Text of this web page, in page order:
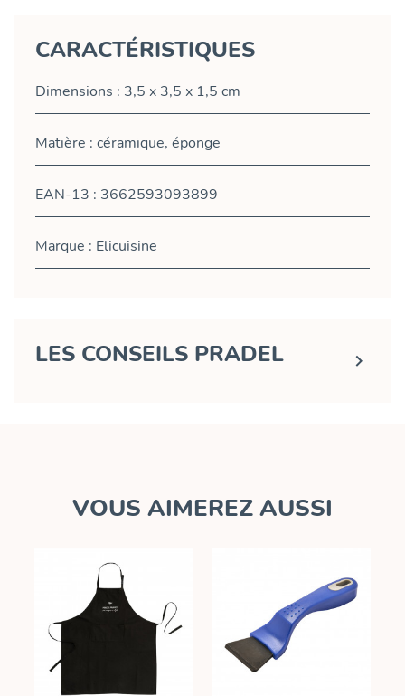
CARACTÉRISTIQUES
Dimensions : 3,5 x 3,5 x 1,5 cm
Matière : céramique, éponge
EAN-13 : 3662593093899
Marque : Elicuisine
LES CONSEILS PRADEL 
VOUS AIMEREZ AUSSI